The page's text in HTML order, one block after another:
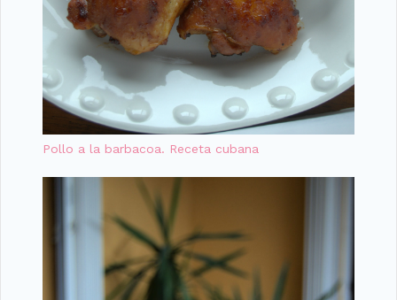
Pollo a la barbacoa. Receta cubana